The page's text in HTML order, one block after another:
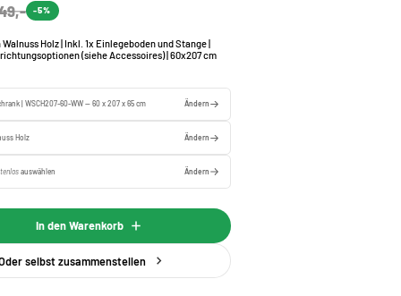
-5%
Holz | Inkl. 1x Einlegeboden und Stange |
(siehe Accessoires) | 60x207 cm
| WSCH207-60-WW — 60 x 207 x 65 cm Ändern
Holz Ändern
auswählen Ändern
In den Warenkorb
selbst zusammenstellen